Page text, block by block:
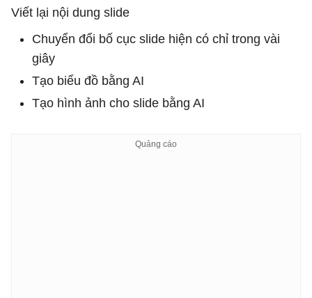
Viết lại nội dung slide
Chuyển đổi bố cục slide hiện có chỉ trong vài
giây
Tạo biểu đồ bằng AI
Tạo hình ảnh cho slide bằng AI